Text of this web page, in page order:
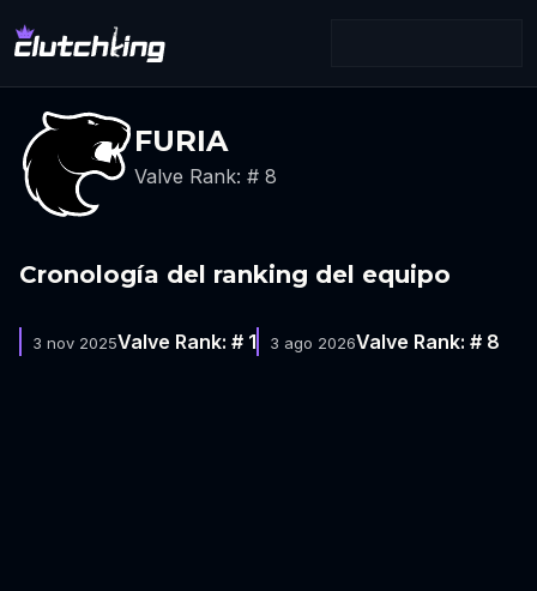
FURIA
Valve Rank: # 8
Cronología del ranking del equipo
3 nov 2025Valve Rank: # 1 3 ago 2026Valve Rank: # 8